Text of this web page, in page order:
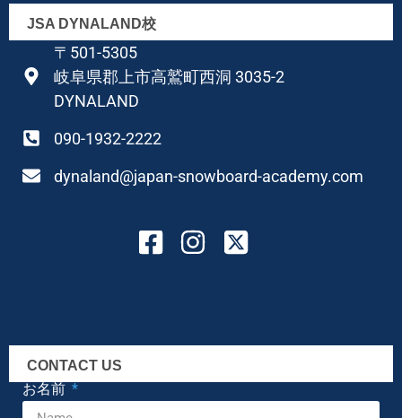
JSA DYNALAND校
〒501-5305
岐阜県郡上市高鷲町西洞 3035-2
DYNALAND
090-1932-2222
dynaland@japan-snowboard-academy.com
CONTACT US
お名前